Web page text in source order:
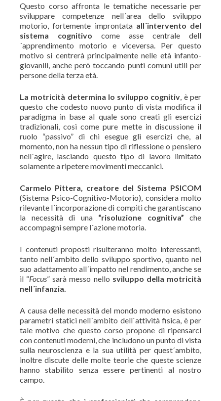
Questo corso affronta le tematiche necessarie per
sviluppare competenze nell´area dello sviluppo
motorio, fortemente improntata all´intervento del
sistema cognitivo come asse centrale dell
´apprendimento motorio e viceversa. Per questo
motivo si centrerà principalmente nelle età infanto-
giovanili, anche però toccando punti comuni utili per
persone della terza età.
La motricità determina lo sviluppo cognitiv , è per
questo che codesto nuovo punto di vista modifica il
paradigma in base al quale sono creati gli esercizi
tradizionali, così come pure mette in discussione il
ruolo “passivo” di chi esegue gli esercizi che, al
momento, non ha nessun tipo di riflessione o pensiero
nell´agire, lasciando questo tipo di lavoro limitato
solamente a ripetere movimenti meccanici.
Carmelo Pittera, creatore del Sistema PSICOM
(Sistema Psico-Cognitivo-Motorio), considera molto
rilevante l´incorporazione di compiti che garantiscano
la necessità di una “risoluzione cognitiva” che
accompagni sempre l´azione motoria.
I contenuti proposti risulteranno molto interessanti,
tanto nell´ambito dello sviluppo sportivo, quanto nel
suo adattamento all´impatto nel rendimento, anche se
il “Focus” sarà messo nello sviluppo della motricità
nell´infanzia.
A causa delle necessità del mondo moderno esistono
parametri statici nell´ambito dell`attività fisica, è per
tale motivo che questo corso propone di ripensarci
con contenuti moderni, che includono un punto di vista
sulla neuroscienza e la sua utilità per quest´ambito,
inoltre discute delle molte teorie che queste scienze
hanno stabilito senza essere pertinenti al nostro
campo.